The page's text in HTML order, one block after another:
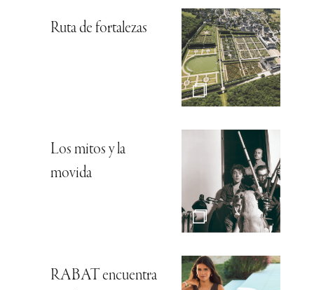
Ruta de fortalezas
Los mitos y la
movida
RABAT encuentra